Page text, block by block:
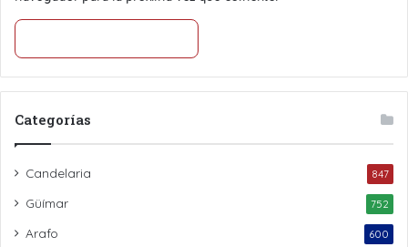
Categorías
Candelaria 847
Güímar 752
Arafo 600